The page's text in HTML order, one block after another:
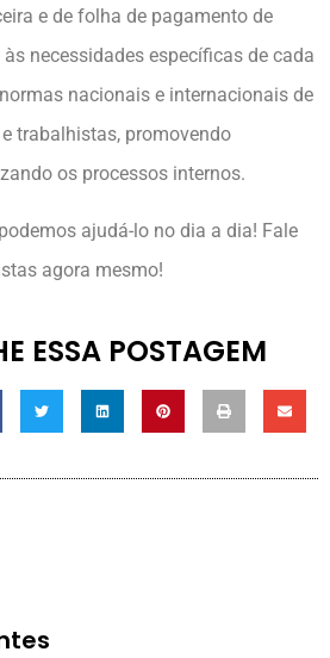
e de folha de pagamento de
necessidades específicas de cada
nacionais e internacionais de
trabalhistas, promovendo
os processos internos.
ajudá-lo no dia a dia! Fale
agora mesmo!
ESSA POSTAGEM